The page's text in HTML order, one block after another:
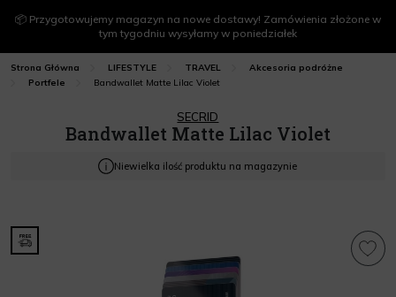
📦 Przygotowujemy magazyn na nowe dostawy! Zamówienia złożone w
tym tygodniu wysyłamy w poniedziałek
Strona Główna LIFESTYLE TRAVEL
Akcesoria podróżne
Portfele
Bandwallet Matte Lilac Violet
SECRID
Bandwallet Matte Lilac Violet
Niewielka ilość produktu na magazynie